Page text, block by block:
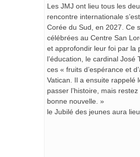
Les JMJ ont lieu tous les
rencontre internationale
Corée du Sud, en 2027. Ce
célébrées au Centre San
et approfondir leur foi par la
l’éducation, le cardinal
ces « fruits d’espérance et
Vatican. Il a ensuite rappelé
passer l’histoire, mais
bonne nouvelle. »
le Jubilé des jeunes aura